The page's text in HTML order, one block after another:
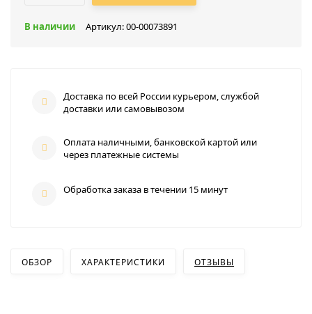
В наличии Артикул:00-00073891
Доставка по всей России курьером, службой
доставки или самовывозом
Оплата наличными, банковской картой или
через платежные системы
Обработка заказа в течении 15 минут
ОБЗОР ХАРАКТЕРИСТИКИ ОТЗЫВЫ